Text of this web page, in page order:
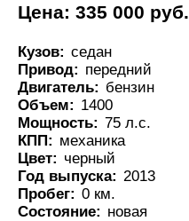
Цена: 335 000 руб.
Кузов: седан
Привод: передний
Двигатель: бензин
Объем: 1400
Мощность: 75 л.с.
КПП: механика
Цвет: черный
Год выпуска: 2013
Пробег: 0 км.
Состояние: новая